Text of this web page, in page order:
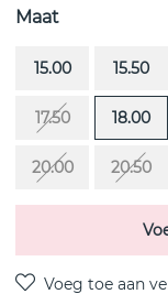
Maat
15.00 15.50
17.50 18.00
20.00 20.50